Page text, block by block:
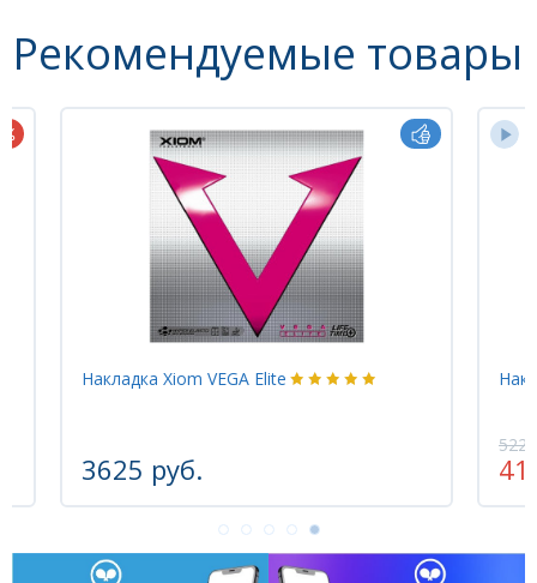
Рекомендуемые товары
Накладка Xiom VEGA Elite
3625 руб.